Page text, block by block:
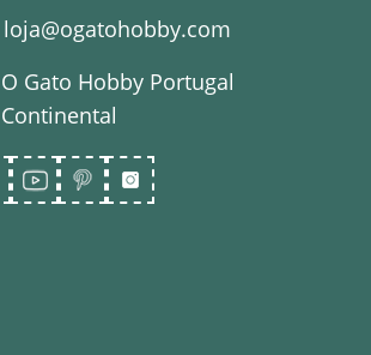
loja@ogatohobby.com
O Gato Hobby Portugal
Continental